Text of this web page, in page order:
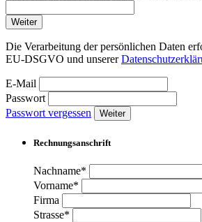
Weiter
Die Verarbeitung der persönlichen Daten
EU-DSGVO und unserer
E-Mail
Passwort
Passwort vergessen
Weiter
Rechnungsanschrift
Nachname*
Vorname*
Firma
Strasse*